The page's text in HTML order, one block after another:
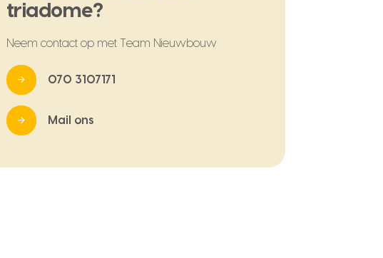
triadome?
Neem contact op met Team Nieuwbouw
070 3107171
Mail ons